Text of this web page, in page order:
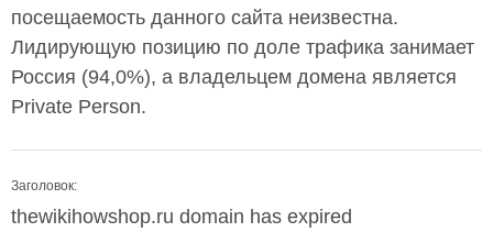
посещаемость данного сайта неизвестна.
Лидирующую позицию по доле трафика занимает
Россия (94,0%), а владельцем домена является
Private Person.
Заголовок:
thewikihowshop.ru domain has expired